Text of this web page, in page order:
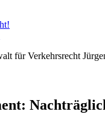
für Verkehrsrecht